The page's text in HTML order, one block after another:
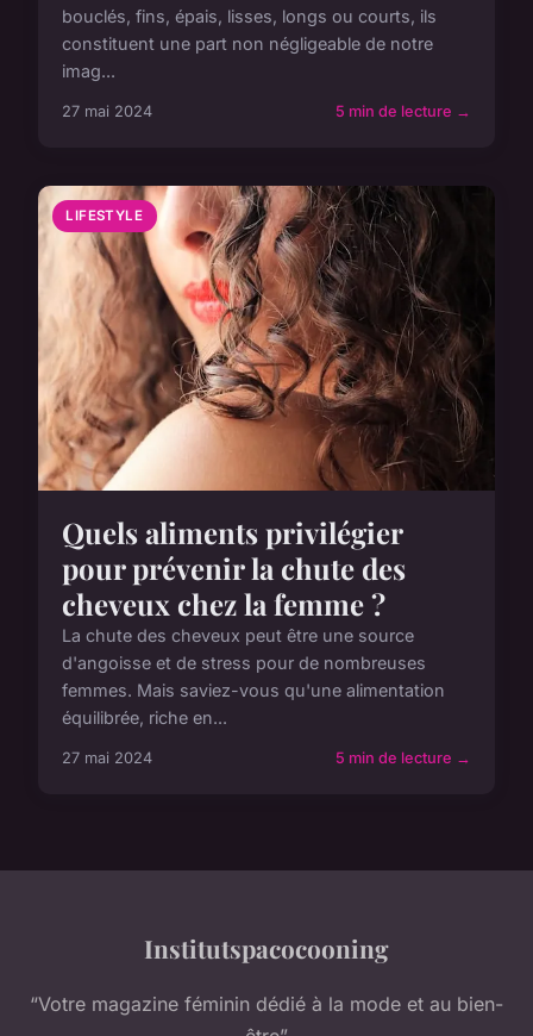
bouclés, fins, épais, lisses, longs ou courts, ils
constituent une part non négligeable de notre
imag...
27 mai 2024 5 min de lecture →
LIFESTYLE
Quels aliments privilégier
pour prévenir la chute des
cheveux chez la femme ?
La chute des cheveux peut être une source
d'angoisse et de stress pour de nombreuses
femmes. Mais saviez-vous qu'une alimentation
équilibrée, riche en...
27 mai 2024 5 min de lecture →
Institutspacocooning
“Votre magazine féminin dédié à la mode et au bien-